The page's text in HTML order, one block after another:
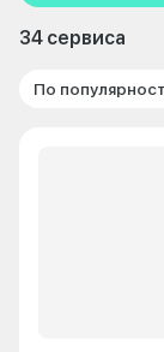
34 сервиса
По